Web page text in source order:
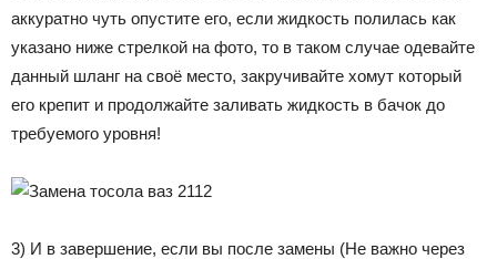
аккуратно чуть опустите его, если жидкость полилась как
указано ниже стрелкой на фото, то в таком случае одевайте
данный шланг на своё место, закручивайте хомут который
его крепит и продолжайте заливать жидкость в бачок до
требуемого уровня!
3) И в завершение, если вы после замены (Не важно через